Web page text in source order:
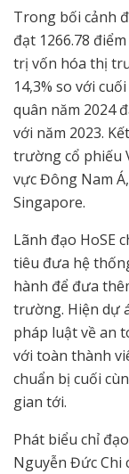
Trong bối cảnh
đạt 1266.78
trị vốn hóa thị
14,3% so với
quân năm 2024
với năm 2023.
trường cổ phiếu
vực Đông Nam
Singapore.
Lãnh đạo HoSE
tiêu đưa hệ
hành để đưa
trường. Hiện dự
pháp luật về an
với toàn thành
chuẩn bị cuối
gian tới.
Phát biểu chỉ
Nguyễn Đức Chi